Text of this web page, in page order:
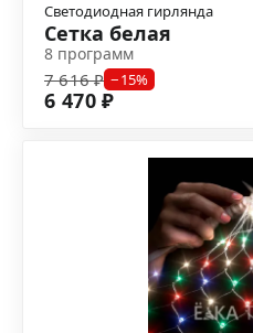
Светодиодная гирлянда
Сетка белая
8 программ
7 616 ₽ −15%
6 470 ₽